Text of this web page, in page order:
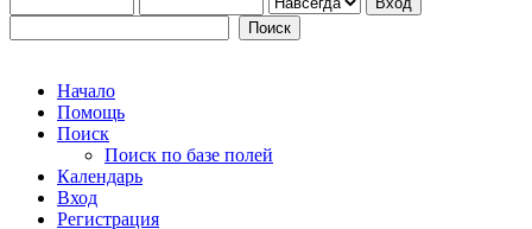
Начало
Помощь
Поиск
Поиск по базе полей
Календарь
Вход
Регистрация